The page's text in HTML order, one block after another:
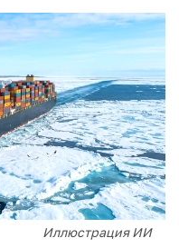
Иллюстрация ИИ